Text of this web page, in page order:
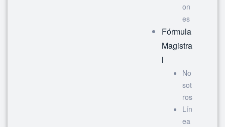
on
es
Fórmula
Magistra
l
No
sot
ros
Lín
ea